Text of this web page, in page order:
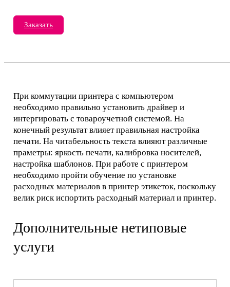
Заказать
При коммутации принтера с компьютером
необходимо правильно установить драйвер и
интергировать с товароучетной системой. На
конечный результат влияет правильная настройка
печати. На читабельность текста влияют различные
праметры: яркость печати, калибровка носителей,
настройка шаблонов. При работе с принтером
необходимо пройти обучение по установке
расходных материалов в принтер этикеток, поскольку
велик риск испортить расходный материал и принтер.
Дополнительные нетиповые
услуги